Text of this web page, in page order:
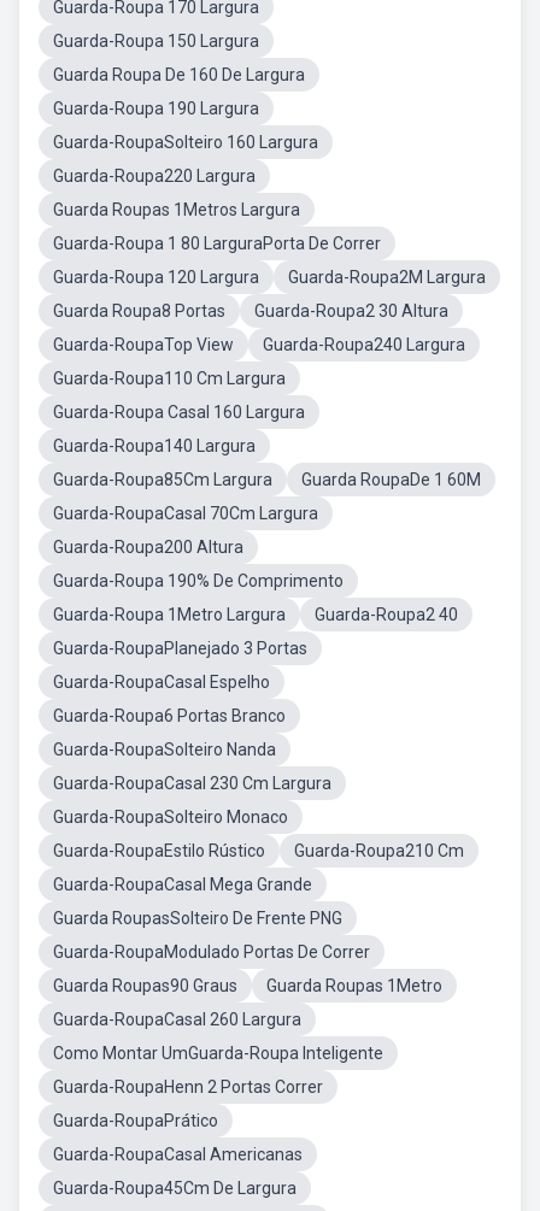
Guarda-Roupa 170 Largura
Guarda-Roupa 150 Largura
Guarda Roupa De 160 De Largura
Guarda-Roupa 190 Largura
Guarda-RoupaSolteiro 160 Largura
Guarda-Roupa220 Largura
Guarda Roupas 1Metros Largura
Guarda-Roupa 1 80 LarguraPorta De Correr
Guarda-Roupa 120 Largura
Guarda-Roupa2M Largura
Guarda Roupa8 Portas
Guarda-Roupa2 30 Altura
Guarda-RoupaTop View
Guarda-Roupa240 Largura
Guarda-Roupa110 Cm Largura
Guarda-Roupa Casal 160 Largura
Guarda-Roupa140 Largura
Guarda-Roupa85Cm Largura
Guarda RoupaDe 1 60M
Guarda-RoupaCasal 70Cm Largura
Guarda-Roupa200 Altura
Guarda-Roupa 190% De Comprimento
Guarda-Roupa 1Metro Largura
Guarda-Roupa2 40
Guarda-RoupaPlanejado 3 Portas
Guarda-RoupaCasal Espelho
Guarda-Roupa6 Portas Branco
Guarda-RoupaSolteiro Nanda
Guarda-RoupaCasal 230 Cm Largura
Guarda-RoupaSolteiro Monaco
Guarda-RoupaEstilo Rústico
Guarda-Roupa210 Cm
Guarda-RoupaCasal Mega Grande
Guarda RoupasSolteiro De Frente PNG
Guarda-RoupaModulado Portas De Correr
Guarda Roupas90 Graus
Guarda Roupas 1Metro
Guarda-RoupaCasal 260 Largura
Como Montar UmGuarda-Roupa Inteligente
Guarda-RoupaHenn 2 Portas Correr
Guarda-RoupaPrático
Guarda-RoupaCasal Americanas
Guarda-Roupa45Cm De Largura